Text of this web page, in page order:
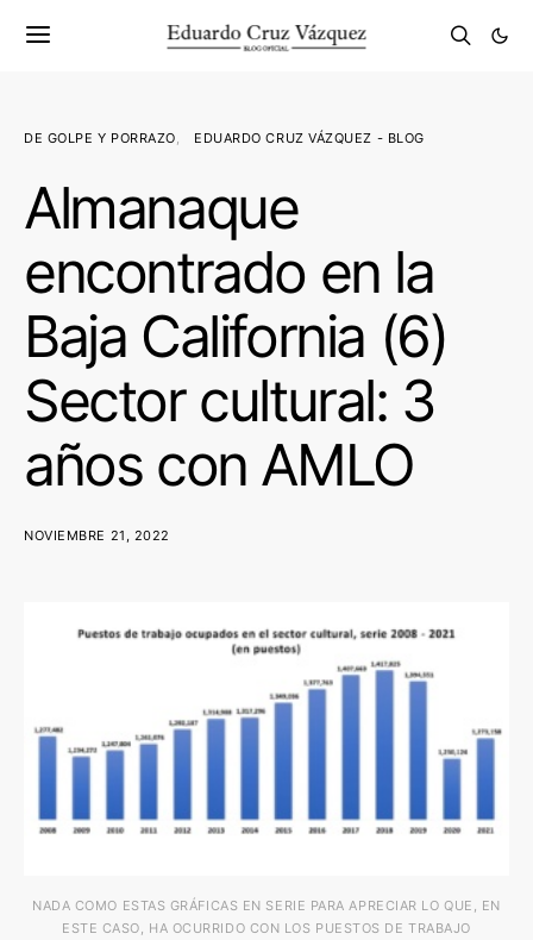
DE GOLPE Y PORRAZO EDUARDO CRUZ VÁZQUEZ - BLOG
Almanaque
encontrado en la
Baja California (6)
Sector cultural: 3
años con AMLO
NOVIEMBRE 21, 2022
NADA COMO ESTAS GRÁFICAS EN SERIE PARA APRECIAR LO QUE, EN
ESTE CASO, HA OCURRIDO CON LOS PUESTOS DE TRABAJO